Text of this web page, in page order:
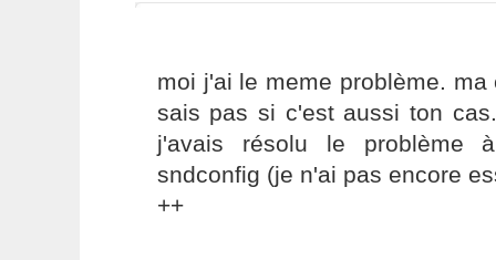
moi j'ai le meme problème.
sais pas si c'est aussi ton
j'avais résolu le problème
sndconfig (je n'ai pas encore
++